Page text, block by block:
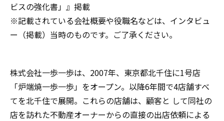
ビスの強化書」』掲載
※記載されている会社概要や役職名などは、インタビュ
ー（掲載）当時のものです。ご了承ください。
株式会社一歩一歩は、2007年、東京都北千住に1号店
「炉端焼一歩一歩」をオープン。以降6年間で4店舗すべ
てを北千住で展開。これらの店舗は、顧客と して同社の
店を訪れた不動産オーナーからの直接の出店依頼による